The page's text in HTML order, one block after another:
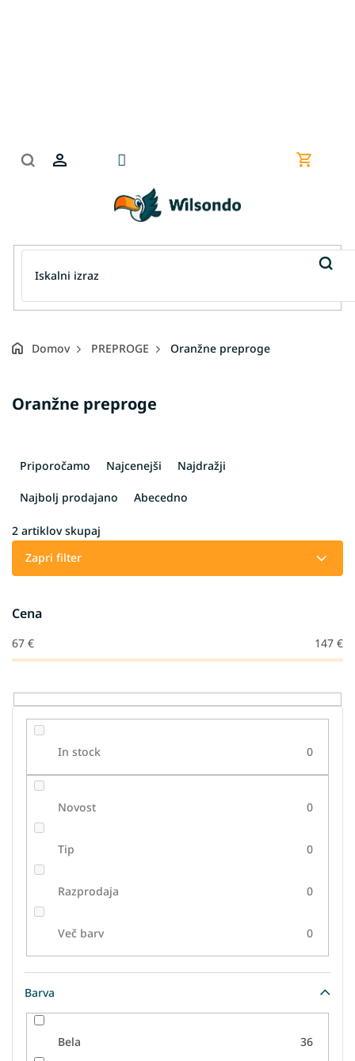
Domov PREPROGE Oranžne preproge
Oranžne preproge
š
č
e
i
z
e
l
Priporočamo Najcenejši Najdražji
Najbolj prodajano Abecedno
2 artiklov skupaj
Zapri filter
Cena
67 € 147 €
In stock 0
Novost 0
Tip 0
Razprodaja 0
Več barv 0
Barva
Bela 36